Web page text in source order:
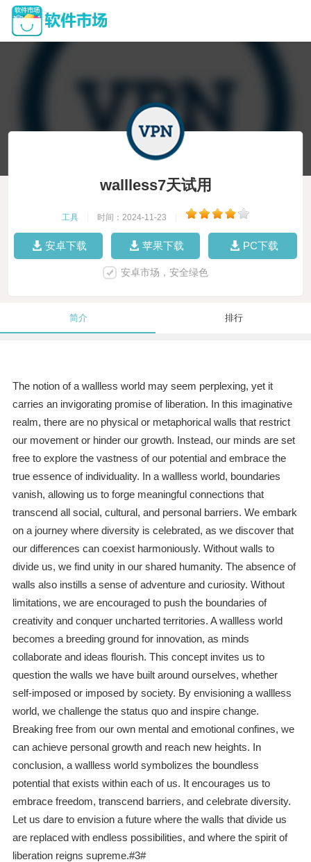
wallless7天试用
工具 时间：2024-11-23
安卓下载 苹果下载 PC下载
安卓市场，安全绿色
简介 排行
The notion of a wallless world may seem perplexing, yet it
carries an invigorating promise of liberation. In this imaginative
realm, there are no physical or metaphorical walls that restrict
our movement or hinder our growth. Instead, our minds are set
free to explore the vastness of our potential and embrace the
true essence of individuality. In a wallless world, boundaries
vanish, allowing us to forge meaningful connections that
transcend all social, cultural, and personal barriers. We embark
on a journey where diversity is celebrated, as we discover that
our differences can coexist harmoniously. Without walls to
divide us, we find unity in our shared humanity. The absence of
walls also instills a sense of adventure and curiosity. Without
limitations, we are encouraged to push the boundaries of
creativity and conquer uncharted territories. A wallless world
becomes a breeding ground for innovation, as minds
collaborate and ideas flourish. This concept invites us to
question the walls we have built around ourselves, whether
self-imposed or imposed by society. By envisioning a wallless
world, we challenge the status quo and inspire change.
Breaking free from our own mental and emotional confines, we
can achieve personal growth and reach new heights. In
conclusion, a wallless world symbolizes the boundless
potential that exists within each of us. It encourages us to
embrace freedom, transcend barriers, and celebrate diversity.
Let us dare to envision a future where the walls that divide us
are replaced with endless possibilities, and where the spirit of
liberation reigns supreme.#3#